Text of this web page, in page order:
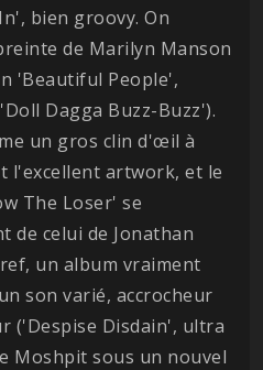
bien groovy. On
de Marilyn Manson
'Beautiful People',
Dagga Buzz-Buzz').
un gros clin d'œil à
l'excellent artwork, et le
The Loser' se
de celui de Jonathan
un album vraiment
son varié, accrocheur
('Despise Disdain', ultra
Moshpit sous un nouvel